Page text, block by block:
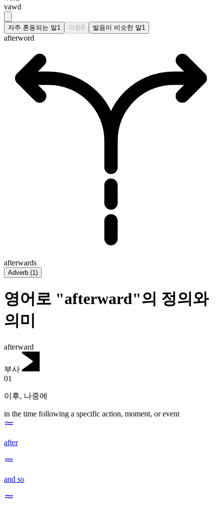
vawd
자주 혼동되는 말1 각운0 발음이 비슷한 말1
afterword
afterwards
Adverb (1)
영어로 "afterward"의 정의와
의미
afterward
부사
01
이후, 나중에
in the time following a specific action, moment, or event
after
and so